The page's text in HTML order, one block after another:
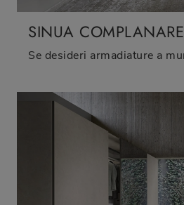
SINUA COMPLANARE